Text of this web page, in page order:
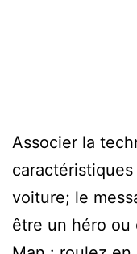
Associer la
caractéristiques
voiture; le
être un héro ou